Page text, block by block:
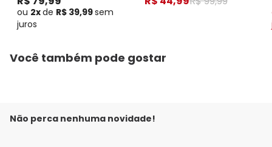
ou 2xde R$ 39,99sem
juros
Você também pode gostar
Não perca nenhuma novidade!